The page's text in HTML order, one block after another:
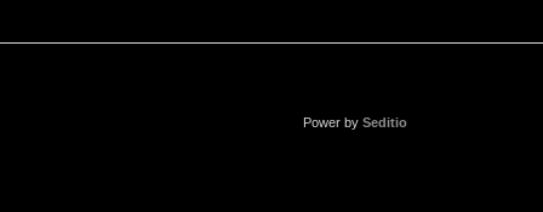
Power by Seditio